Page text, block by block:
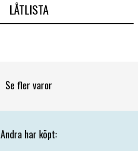
LÅTLISTA
Se fler varor
Andra har köpt: